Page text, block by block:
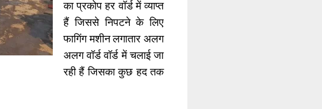
का प्रकोप हर वॉर्ड में व्याप्त
हैं जिससे निपटने के लिए
फागिंग मशीन लगातार अलग
अलग वॉर्ड वॉर्ड में चलाई जा
रही हैं जिसका कुछ हद तक